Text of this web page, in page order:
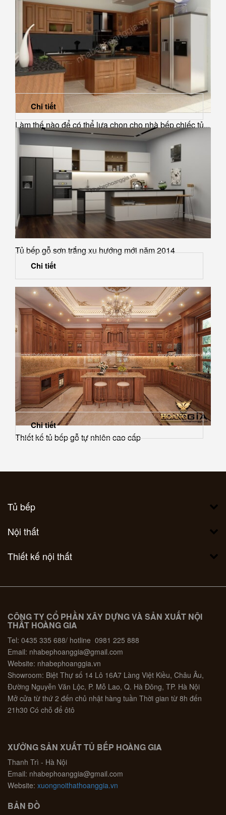
Làm thế nào để có thể lựa chọn cho nhà bếp chiếc tủ...
Chi tiết
Tủ bếp gỗ sơn trắng xu hướng mới năm 2014
Chi tiết
Thiết kế tủ bếp gỗ tự nhiên cao cấp
Chi tiết
Tủ bếp
Nội thất
Thiết kế nội thất
CÔNG TY CỔ PHẦN XÂY DỰNG VÀ SẢN XUẤT NỘI
THẤT HOÀNG GIA
Tel: 0435 335 688/ hotline 0981 225 888
Email: nhabephoanggia@gmail.com
Website: nhabephoanggia.vn
Showroom: Biệt Thự số 14 Lô 16A7 Làng Việt Kiều, Châu Âu,
Đường Nguyễn Văn Lộc, P. Mỗ Lao, Q. Hà Đông, TP. Hà Nội
Mở cửa từ thứ 2 đến chủ nhật hàng tuần Thời gian từ 8h đến
21h30 Có chỗ để ôtô
XƯỞNG SẢN XUẤT TỦ BẾP HOÀNG GIA
Thanh Trì - Hà Nội
Email: nhabephoanggia@gmail.com
Website: xuongnoithathoanggia.vn
BẢN ĐỒ